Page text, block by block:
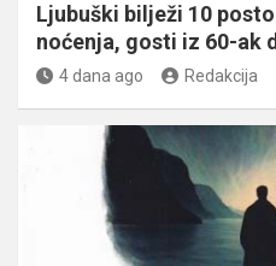
Ljubuški bilježi 10
noćenja, gosti iz 60-ak
4 dana ago Redakcija